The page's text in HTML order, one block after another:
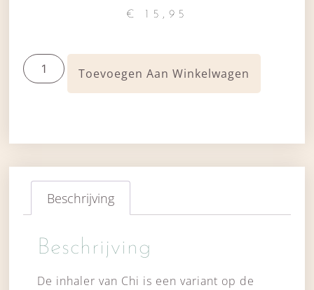
€ 15,95
Toevoegen Aan Winkelwagen
Beschrijving
Beschrijving
De inhaler van Chi is een variant op de